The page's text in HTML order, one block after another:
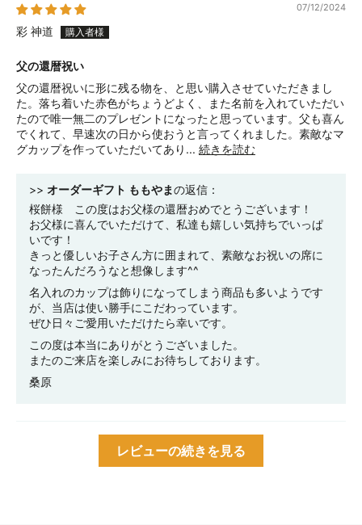
07/12/2024
彩 神道
父の還暦祝い
父の還暦祝いに形に残る物を、と思い購入させていただきまし
た。落ち着いた赤色がちょうどよく、また名前を入れていただい
たので唯一無二のプレゼントになったと思っています。父も喜ん
でくれて、早速次の日から使おうと言ってくれました。素敵なマ
グカップを作っていただいてあり... 続きを読む
>> オーダーギフト ももやまの返信：
桜餅様 この度はお父様の還暦おめでとうございます！
お父様に喜んでいただけて、私達も嬉しい気持ちでいっぱ
いです！
きっと優しいお子さん方に囲まれて、素敵なお祝いの席に
なったんだろうなと想像します^^
名入れのカップは飾りになってしまう商品も多いようです
が、当店は使い勝手にこだわっています。
ぜひ日々ご愛用いただけたら幸いです。
この度は本当にありがとうございました。
またのご来店を楽しみにお待ちしております。
桑原
レビューの続きを見る